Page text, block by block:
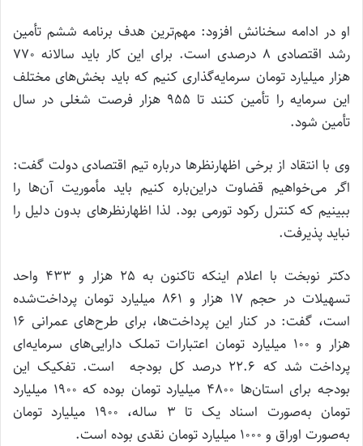
او در ادامه سخنانش افزود: مهم‌ترین هدف برنامه ششم تأمین
رشد اقتصادی 8 درصدی است. برای این کار باید سالانه 770
هزار میلیارد تومان سرمایه‌گذاری کنیم که باید بخش‌های مختلف
این سرمایه را تأمین کنند تا 955 هزار فرصت شغلی در سال
تأمین شود.
وی با انتقاد از برخی اظهارنظرها درباره تیم اقتصادی دولت گفت:
اگر می‌خواهیم قضاوت دراین‌باره کنیم باید مأموریت آن‌ها را
ببینیم که کنترل رکود تورمی بود. لذا اظهارنظرهای بدون دلیل را
نباید پذیرفت.
دکتر نوبخت با اعلام اینکه تاکنون به 25 هزار و 433 واحد
تسهیلات در حجم 17 هزار و 861 میلیارد تومان پرداخت‌شده
است، گفت: در کنار این پرداخت‌ها، برای طرح‌های عمرانی 16
هزار و 100 میلیارد تومان اعتبارات تملک دارایی‌های سرمایه‌ای
پرداخت شد که 22.6 درصد کل بودجه است. تفکیک این
بودجه برای استان‌ها 4800 میلیارد تومان بوده که 1900 میلیارد
تومان به‌صورت اسناد یک تا 3 ساله، 1900 میلیارد تومان
به‌صورت اوراق و 1000 میلیارد تومان نقدی بوده است.